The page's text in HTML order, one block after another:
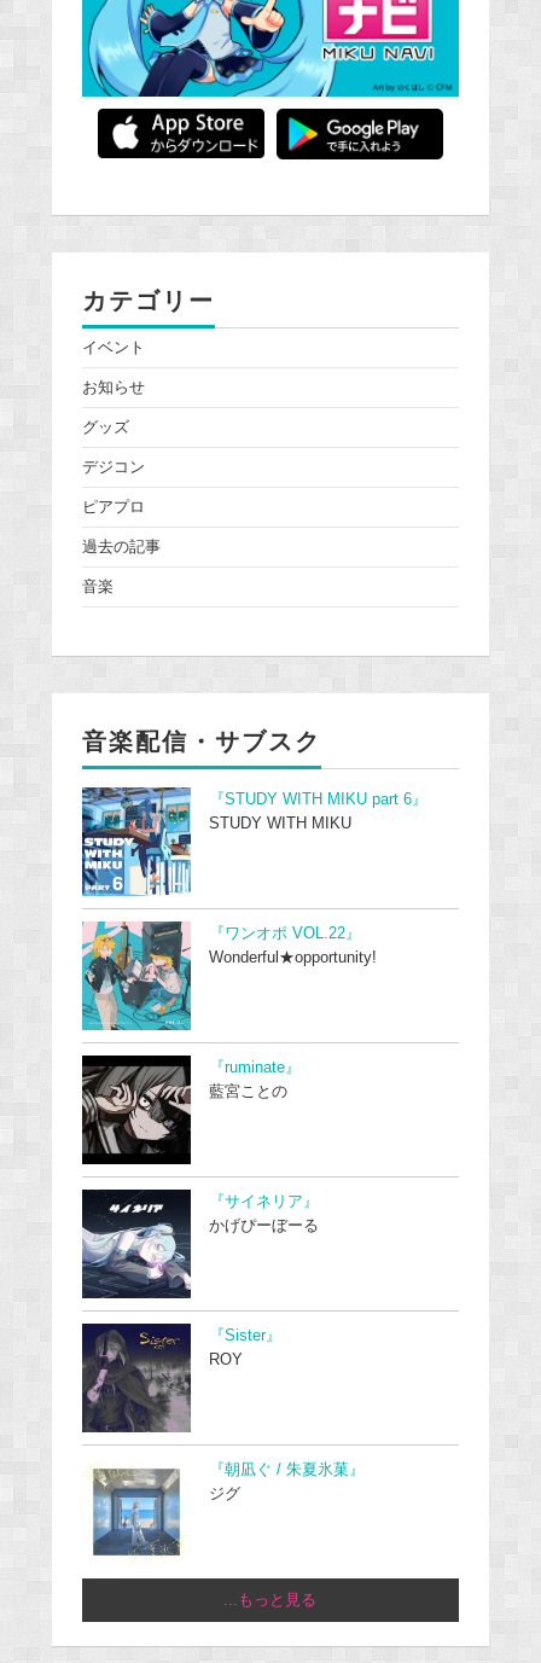
カテゴリー
イベント
お知らせ
グッズ
デジコン
ピアプロ
過去の記事
音楽
音楽配信・サブスク
『STUDY WITH MIKU part 6』
STUDY WITH MIKU
『ワンオポ VOL.22』
Wonderful★opportunity!
『ruminate』
藍宮ことの
『サイネリア』
かげぴーぼーる
『Sister』
ROY
『朝凪ぐ / 朱夏氷菓』
ジグ
...もっと見る